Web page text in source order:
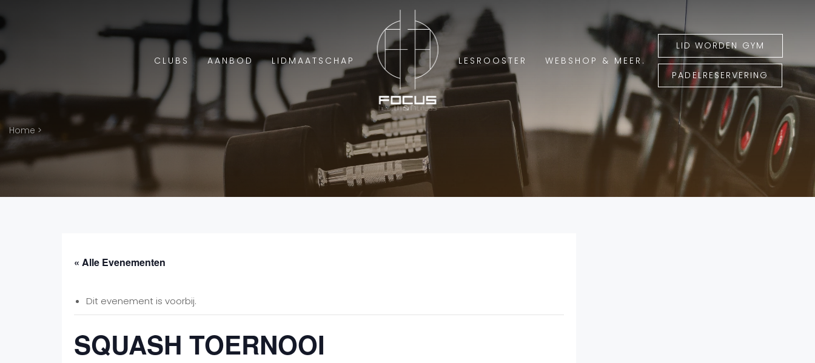
LID WORDEN GYM
PADELRESERVERING
CLUBS AANBOD LIDMAATSCHAP LESROOSTER WEBSHOP & MEER.
Home >
« Alle Evenementen
Dit evenement is voorbij.
SQUASH TOERNOOI